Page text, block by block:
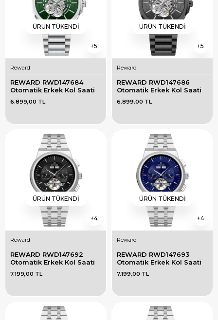
5
ÜRÜN TÜKENDI
Reward
REWARD RWD147684
Otomatik Erkek Kol Saati
6.899,00 TL
5
ÜRÜN TÜKENDI
Reward
REWARD RWD147686
Otomatik Erkek Kol Saati
6.899,00 TL
4
ÜRÜN TÜKENDI
Reward
REWARD RWD147692
Otomatik Erkek Kol Saati
7.199,00 TL
4
ÜRÜN TÜKENDI
Reward
REWARD RWD147693
Otomatik Erkek Kol Saati
7.199,00 TL